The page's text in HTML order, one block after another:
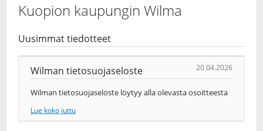
Kuopion kaupungin Wilma
Uusimmat tiedotteet
Wilman tietosuojaseloste 20.04.2026
Wilman tietosuojaseloste löytyy alla olevasta osoitteesta
Lue koko juttu